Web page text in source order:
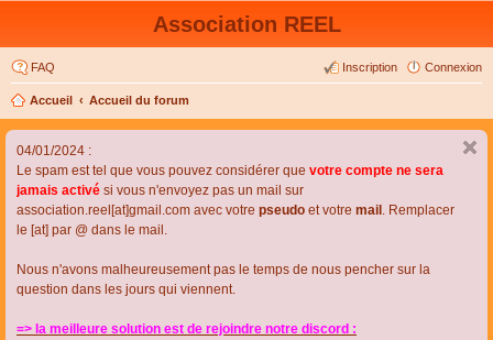
Association REEL
FAQ Connexion
Inscription
Accueil Accueil du forum
04/01/2024 :
Le spam est tel que vous pouvez considérer que votre compte ne sera
jamais activé si vous n'envoyez pas un mail sur
association.reel[at]gmail.com avec votre pseudo et votre mail . Remplacer
le [at] par @ dans le mail.
Nous n'avons malheureusement pas le temps de nous pencher sur la
question dans les jours qui viennent.
=> la meilleure solution est de rejoindre notre discord :